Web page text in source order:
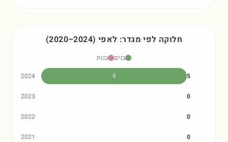
חלוקה לפי מגדר: לאפי (2020–2024)
בנים
בנות
2024
5 5
2023 0
2022 0
2021 0